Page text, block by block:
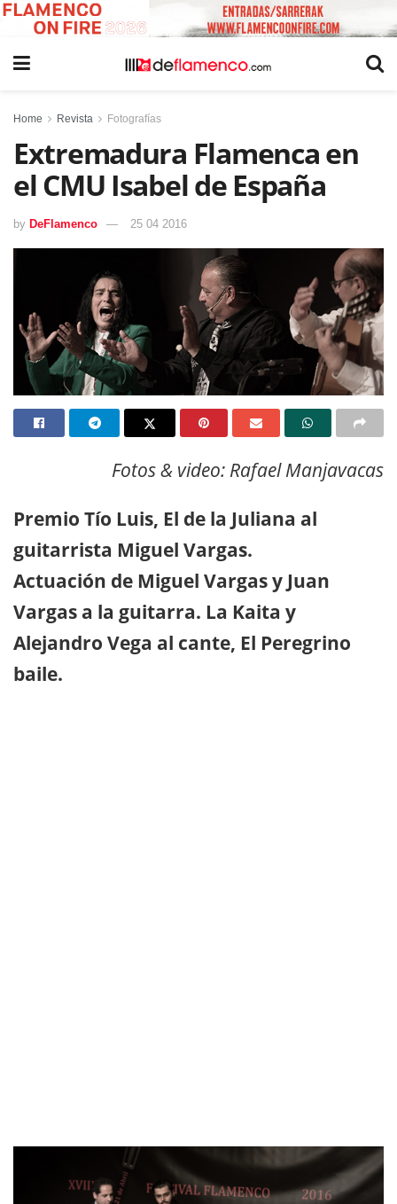
Home Revista Fotografías
Extremadura Flamenca en
el CMU Isabel de España
by DeFlamenco 25 04 2016
Fotos & video: Rafael Manjavacas
Premio Tío Luis, El de la Juliana al
guitarrista Miguel Vargas.
Actuación de Miguel Vargas y Juan
Vargas a la guitarra. La Kaita y
Alejandro Vega al cante, El Peregrino
baile.